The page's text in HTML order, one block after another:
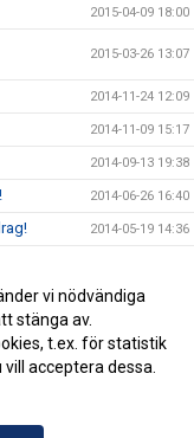
2015-04-09 18:00
2015-03-26 13:07
2014-11-24 12:09
2014-11-09 15:17
2014-09-13 19:38
2014-06-26 16:40
2014-05-19 14:36
2014-03-31 17:44
2013-09-05 13:04
vi nödvändiga
stänga av.
t.ex. för statistik
acceptera dessa.